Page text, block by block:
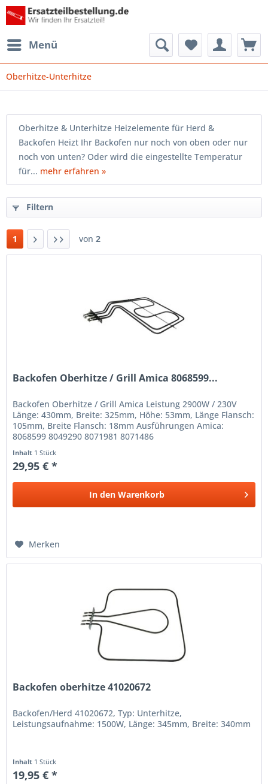
Menü
Oberhitze-Unterhitze
Oberhitze & Unterhitze Heizelemente für Herd &
Backofen Heizt Ihr Backofen nur noch von oben oder nur
noch von unten? Oder wird die eingestellte Temperatur
für... mehr erfahren »
Filtern
1 von 2
Backofen Oberhitze / Grill Amica 8068599...
Backofen Oberhitze / Grill Amica Leistung 2900W / 230V
Länge: 430mm, Breite: 325mm, Höhe: 53mm, Länge Flansch:
105mm, Breite Flansch: 18mm Ausführungen Amica:
8068599 8049290 8071981 8071486
Inhalt 1 Stück
29,95 € *
In den Warenkorb
Merken
Backofen oberhitze 41020672
Backofen/Herd 41020672, Typ: Unterhitze,
Leistungsaufnahme: 1500W, Länge: 345mm, Breite: 340mm
Inhalt 1 Stück
19,95 € *